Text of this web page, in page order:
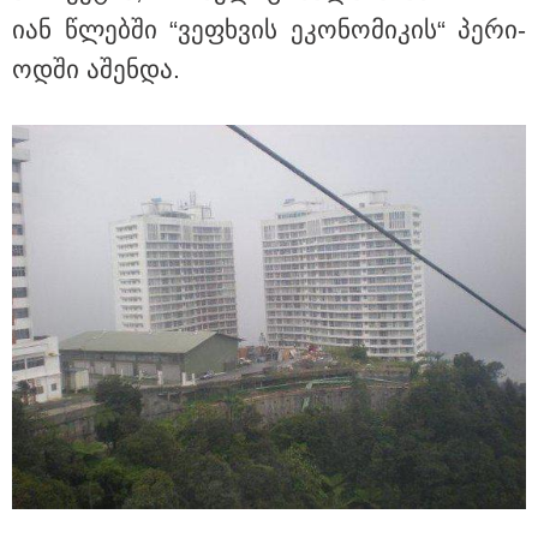
დაეჯახება - რა მოხდება?
იან წლებ­ში “ვე­ფხვის ეკო­ნო­მი­კის“ პე­რი­
ოდ­ში აშენ­და.